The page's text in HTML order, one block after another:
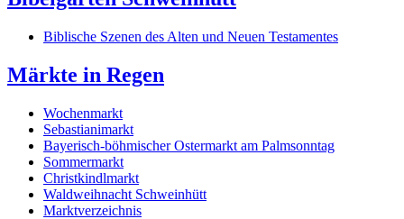
Biblische Szenen des Alten und Neuen Testamentes
Märkte in Regen
Wochenmarkt
Sebastianimarkt
Bayerisch-böhmischer Ostermarkt am Palmsonntag
Sommermarkt
Christkindlmarkt
Waldweihnacht Schweinhütt
Marktverzeichnis